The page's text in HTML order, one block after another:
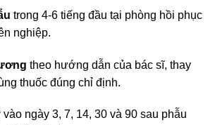
trong 4-6 tiếng đầu tại phòng hồi phục
nghiệp.
theo hướng dẫn của bác sĩ, thay
thuốc đúng chỉ định.
vào ngày 3, 7, 14, 30 và 90 sau phẫu